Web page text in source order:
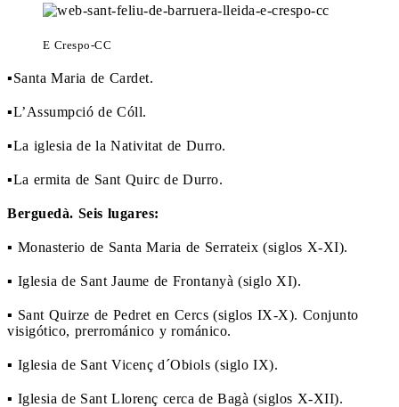
E Crespo-CC
▪Santa Maria de Cardet.
▪L’Assumpció de Cóll.
▪La iglesia de la Nativitat de Durro.
▪La ermita de Sant Quirc de Durro.
Berguedà. Seis lugares:
▪ Monasterio de Santa Maria de Serrateix (siglos X-XI).
▪ Iglesia de Sant Jaume de Frontanyà (siglo XI).
▪ Sant Quirze de Pedret en Cercs (siglos IX-X). Conjunto
visigótico, prerrománico y románico.
▪ Iglesia de Sant Vicenç d´Obiols (siglo IX).
▪ Iglesia de Sant Llorenç cerca de Bagà (siglos X-XII).